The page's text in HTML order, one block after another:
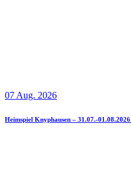
07 Aug. 2026
Heimspiel Knyphausen – 31.07.-